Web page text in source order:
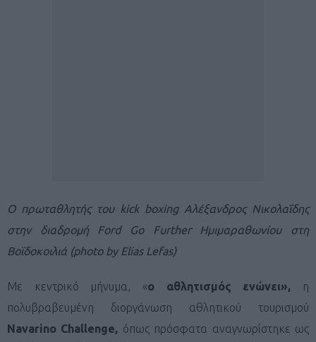
Ο πρωταθλητής του kick boxing Αλέξανδρος Νικολαΐδης
στην διαδρομή Ford Go Further Ημιμαραθωνίου στη
Βοϊδοκοιλιά (photo by Elias Lefas)
Με κεντρικό μήνυμα, «ο αθλητισμός ενώνει», η
πολυβραβευμένη διοργάνωση αθλητικού τουρισμού
Navarino Challenge, όπως πρόσφατα αναγνωρίστηκε ως